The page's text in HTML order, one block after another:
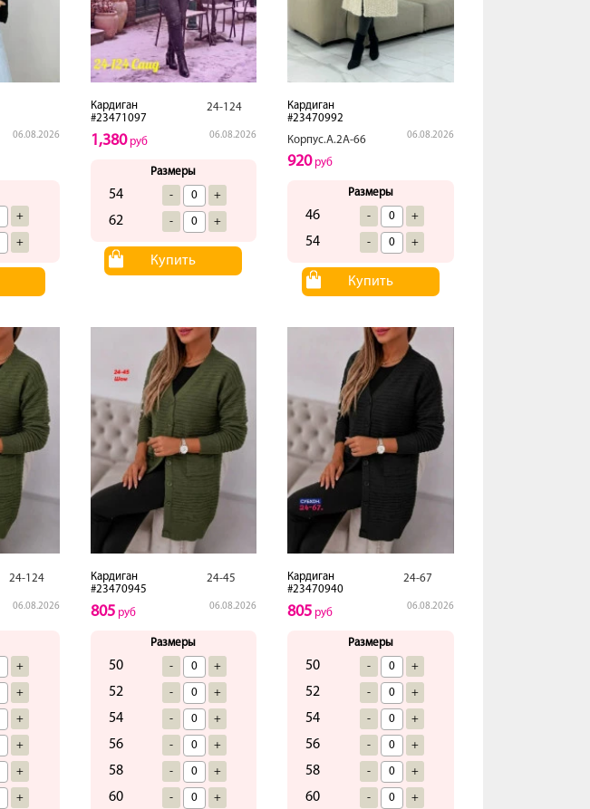
06.08.2026
+
+
Кардиган
#23471097
24-124
06.08.2026
1,380руб
Размеры
54 - +
62 - +
Купить
Кардиган
#23470992
Корпус.А.2А-66
06.08.2026
920руб
Размеры
46 - +
54 - +
Купить
24-124
06.08.2026
+
+
+
+
+
+
Кардиган
#23470945
24-45
06.08.2026
805руб
Размеры
50 - +
52 - +
54 - +
56 - +
58 - +
60 - +
Кардиган
#23470940
24-67
06.08.2026
805 руб
Размеры
50 - +
52 - +
54 - +
56 - +
58 - +
60 - +